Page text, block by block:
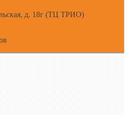
д. 18г (ТЦ ТРИО)